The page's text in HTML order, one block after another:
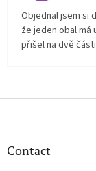
Objednal jsem si
že jeden obal má
přišel na dvě
F
Contact